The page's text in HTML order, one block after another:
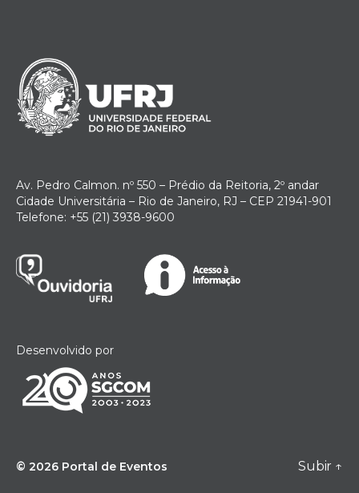
Av. Pedro Calmon. nº 550 – Prédio da Reitoria, 2º andar
Cidade Universitária – Rio de Janeiro, RJ – CEP 21941-901
Telefone: +55 (21) 3938-9600
Desenvolvido por
© 2026 Portal de Eventos Subir ↑